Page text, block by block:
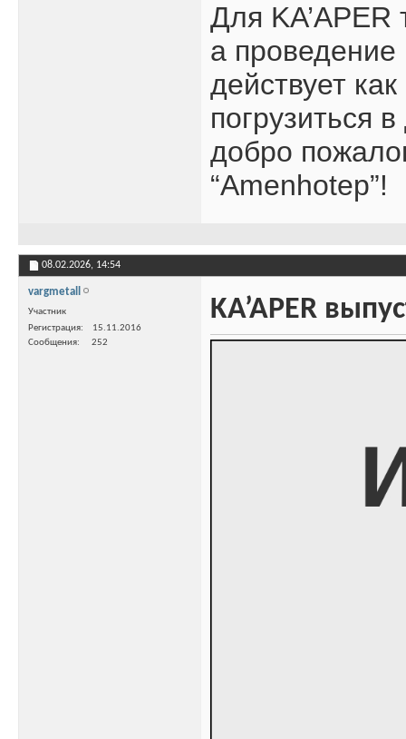
Для
а проведение
действует
погрузиться
добро
“Amenhotep”!
08.02.2026, 14:54
vargmetall
Участник
Регистрация
15.11.2016
Сообщения
252
KA’APER